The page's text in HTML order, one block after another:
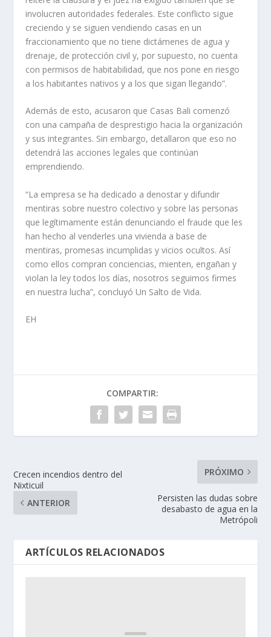
involucren autoridades federales. Este conflicto sigue
creciendo y se siguen vendiendo casas en un
fraccionamiento que no tiene dictámenes de agua y
drenaje, de protección civil y, por supuesto, no cuenta
con permisos de habitabilidad, que nos pone en riesgo
a los habitantes nativos y a los que sigan llegando”.
Además de esto, acusaron que Casas Bali comenzó
con una campaña de desprestigio hacia la organización
y sus integrantes. Sin embargo, detallaron que eso no
detendrá las acciones legales que continúan
emprendiendo.
“La empresa se ha dedicado a denostar y difundir
mentiras sobre nuestro colectivo y sobre las personas
que legítimamente están denunciando el fraude que les
han hecho al venderles una vivienda a base de
mentiras, promesas incumplidas y vicios ocultos. Así
como ellos compran conciencias, mienten, engañan y
violan la ley todos los días, nosotros seguimos firmes
en nuestra lucha”, concluyó Un Salto de Vida.
EH
COMPARTIR:
Crecen incendios dentro del
Nixticuil
ANTERIOR
PRÓXIMO
Persisten las dudas sobre
desabasto de agua en la
Metrópoli
ARTÍCULOS RELACIONADOS